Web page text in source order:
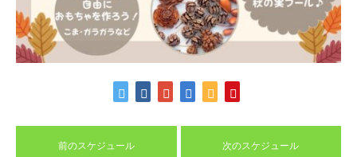
前のスケジュール 次のスケジュール